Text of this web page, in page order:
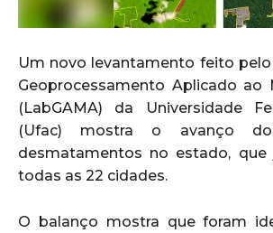
Um novo levantamento feito
Geoprocessamento Aplicado ao
(LabGAMA) da Universidade
(Ufac) mostra o avanço
desmatamentos no estado,
todas as 22 cidades.
O balanço mostra que foram